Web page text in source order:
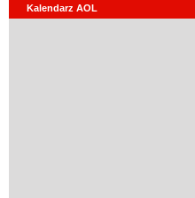
Kalendarz AOL